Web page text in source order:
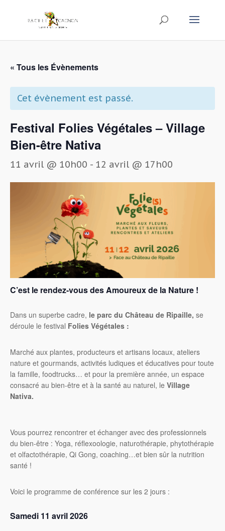
« Tous les Évènements
Cet évènement est passé.
Festival Folies Végétales – Village
Bien-être Nativa
11 avril @ 10h00 - 12 avril @ 17h00
C’est le rendez-vous des Amoureux de la Nature !
Dans un superbe cadre, le parc du Château de Ripaille, se
déroule le festival Folies Végétales :
Marché aux plantes, producteurs et artisans locaux, ateliers
nature et gourmands, activités ludiques et éducatives pour toute
la famille, foodtrucks… et pour la première année, un espace
consacré au bien-être et à la santé au naturel, le Village
Nativa.
Vous pourrez rencontrer et échanger avec des professionnels
du bien-être : Yoga, réflexoologie, naturothérapie, phytothérapie
et olfactothérapie, Qi Gong, coaching…et bien sûr la nutrition
santé !
Voici le programme de conférence sur les 2 jours :
Samedi 11 avril 2026